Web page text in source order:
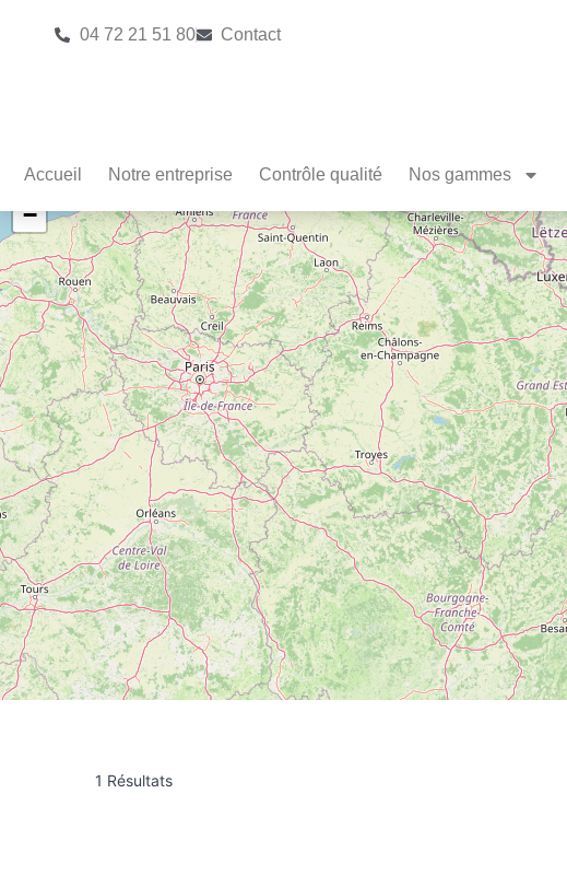
04 72 21 51 80 Contact
Accueil Notre entreprise Contrôle qualité Nos gammes
+
−
1 Résultats